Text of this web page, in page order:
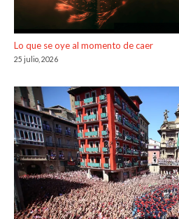
Lo que se oye al momento de caer
25 julio, 2026